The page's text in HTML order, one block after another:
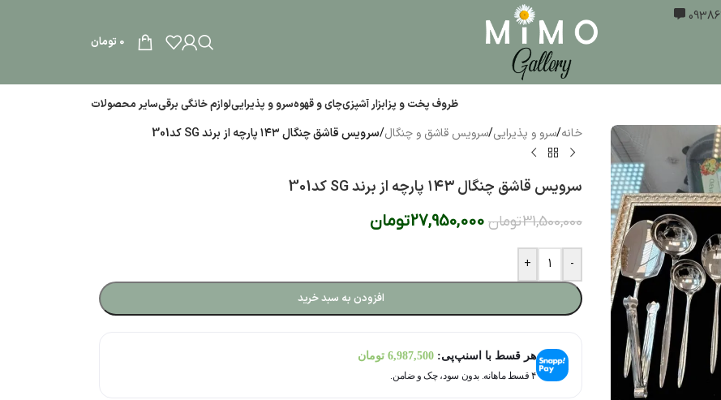
0 تومان
ظروف پخت و پزابزار آشپزیچای و قهوهسرو و پذیراییلوازم خانگی برقیسایر محصولات
خانه/سرو و پذیرایی/سرویس قاشق و چنگال/سرویس قاشق چنگال ۱۴۳ پارچه از برند SG کد301
سرویس قاشق چنگال ۱۴۳ پارچه از برند SG کد301
31,500,000تومان 27,950,000تومان
-
+
افزودن به سبد خرید
هر قسط با اسنپ‌پی: 6,987,500 تومان
۴ قسط ماهانه. بدون سود، چک و ضامن.